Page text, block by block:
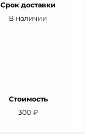
Срок доставки
В наличии
Стоимость
300 ₽